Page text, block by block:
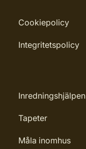
Cookiepolicy
Integritetspolicy
Inredningshjälpen
Tapeter
Måla inomhus